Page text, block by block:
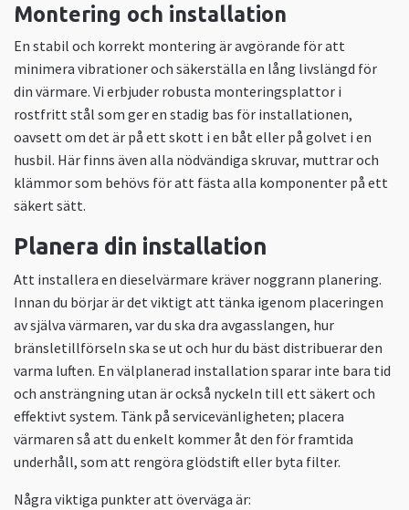
Montering och installation
En stabil och korrekt montering är avgörande för att
minimera vibrationer och säkerställa en lång livslängd för
din värmare. Vi erbjuder robusta monteringsplattor i
rostfritt stål som ger en stadig bas för installationen,
oavsett om det är på ett skott i en båt eller på golvet i en
husbil. Här finns även alla nödvändiga skruvar, muttrar och
klämmor som behövs för att fästa alla komponenter på ett
säkert sätt.
Planera din installation
Att installera en dieselvärmare kräver noggrann planering.
Innan du börjar är det viktigt att tänka igenom placeringen
av själva värmaren, var du ska dra avgasslangen, hur
bränsletillförseln ska se ut och hur du bäst distribuerar den
varma luften. En välplanerad installation sparar inte bara tid
och ansträngning utan är också nyckeln till ett säkert och
effektivt system. Tänk på servicevänligheten; placera
värmaren så att du enkelt kommer åt den för framtida
underhåll, som att rengöra glödstift eller byta filter.
Några viktiga punkter att överväga är: